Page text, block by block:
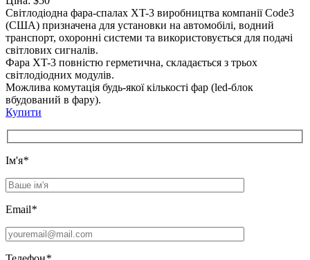
Світлодіодна фара-спалах XT-3 виробництва компанії Code3
(США) призначена для установки на автомобілі, водний
транспорт, охоронні системи та використовується для подачі
світлових сигналів.
Фара XT-3 повністю герметична, складається з трьох
світлодіодних модулів.
Можлива комутація будь-якої кількості фар (led-блок
вбудований в фару).
Купити
Iм'я*
Email*